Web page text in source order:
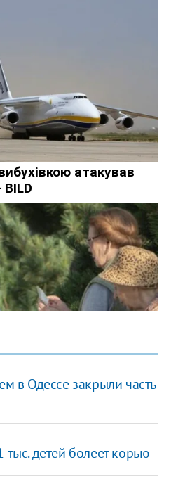
в Одессе закрыли часть
детей болеет корью